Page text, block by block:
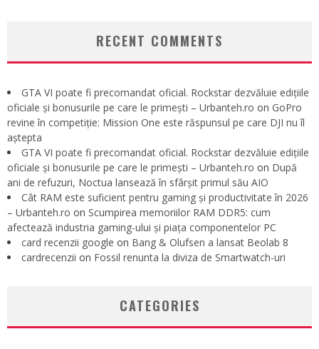
RECENT COMMENTS
GTA VI poate fi precomandat oficial. Rockstar dezvăluie edițiile
oficiale și bonusurile pe care le primești – Urbanteh.ro on GoPro
revine în competiție: Mission One este răspunsul pe care DJI nu îl
aștepta
GTA VI poate fi precomandat oficial. Rockstar dezvăluie edițiile
oficiale și bonusurile pe care le primești – Urbanteh.ro on După
ani de refuzuri, Noctua lansează în sfârșit primul său AIO
Cât RAM este suficient pentru gaming și productivitate în 2026
– Urbanteh.ro on Scumpirea memoriilor RAM DDR5: cum
afectează industria gaming-ului și piața componentelor PC
card recenzii google on Bang & Olufsen a lansat Beolab 8
cardrecenzii on Fossil renunta la diviza de Smartwatch-uri
CATEGORIES